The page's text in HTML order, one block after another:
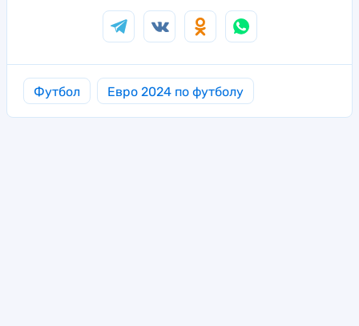
Футбол Евро 2024 по футболу